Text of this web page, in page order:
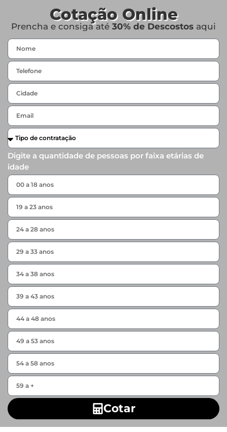
Cotação Online
Prencha e consiga até 30% de Descostos aqui
Digite a quantidade de pessoas por faixa etárias de
idade
Cotar